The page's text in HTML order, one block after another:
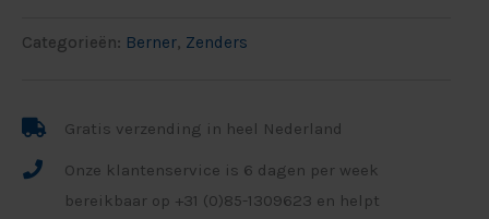
Categorieën: Berner, Zenders
Gratis verzending in heel Nederland
Onze klantenservice is 6 dagen per week
bereikbaar op +31 (0)85-1309623 en helpt